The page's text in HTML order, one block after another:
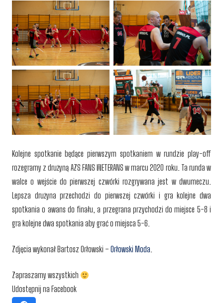
Kolejne spotkanie będące pierwszym spotkaniem w rundzie play-off
rozegramy z drużyną AZS FANS WETERANS w marcu 2020 roku. Ta runda w
walce o wejście do pierwszej czwórki rozgrywana jest w dwumeczu.
Lepsza drużyna przechodzi do pierwszej czwórki i gra kolejne dwa
spotkania o awans do finału, a przegrana przychodzi do miejsce 5-8 i
gra kolejne dwa spotkania aby grać o miejsca 5-6.
Zdjęcia wykonał Bartosz Orłowski – Orłowski Moda
Zapraszamy wszystkich
Udostępnij na Facebook